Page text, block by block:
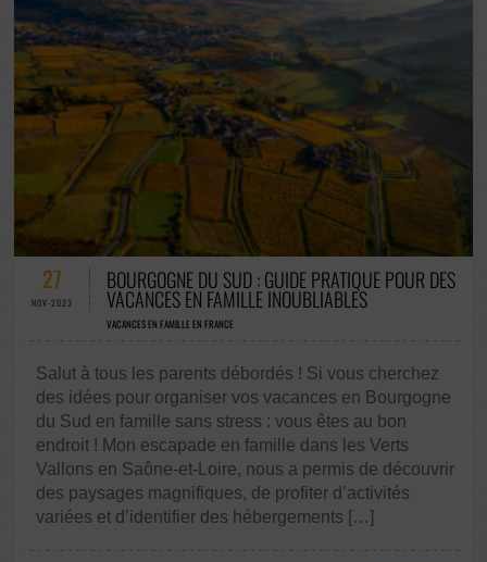
0 COMMENTAIRES / 0 VOTES
27
NOV-2023
BOURGOGNE DU SUD : GUIDE PRATIQUE POUR DES
VACANCES EN FAMILLE INOUBLIABLES
VACANCES EN FAMILLE EN FRANCE
Salut à tous les parents débordés ! Si vous cherchez
des idées pour organiser vos vacances en Bourgogne
du Sud en famille sans stress : vous êtes au bon
endroit ! Mon escapade en famille dans les Verts
Vallons en Saône-et-Loire, nous a permis de découvrir
des paysages magnifiques, de profiter d’activités
variées et d’identifier des hébergements […]